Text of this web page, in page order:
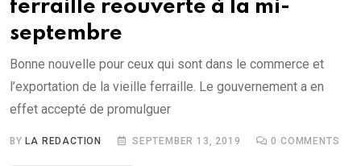
ferraille reouverte à la mi-
septembre
Bonne nouvelle pour ceux qui sont dans le commerce et
l’exportation de la vieille ferraille. Le gouvernement a en
effet accepté de promulguer
BYLA REDACTION SEPTEMBER 13, 2019 0 COMMENTS